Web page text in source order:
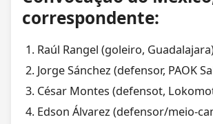
correspondente:
Raúl Rangel (goleiro,
Jorge Sánchez (defensor, PAOK
César Montes (defensot,
Edson Álvarez (defensor/meio-